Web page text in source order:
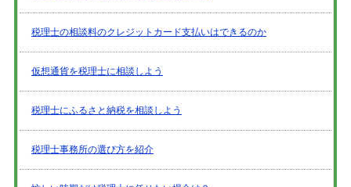
税理士の相談料のクレジットカード支払いはできるのか
仮想通貨を税理士に相談しよう
税理士にふるさと納税を相談しよう
税理士事務所の選び方を紹介